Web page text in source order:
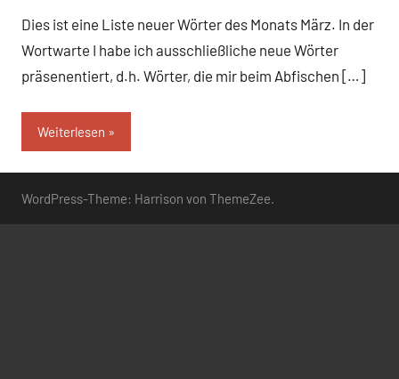
Dies ist eine Liste neuer Wörter des Monats März. In der
Wortwarte I habe ich ausschließliche neue Wörter
präsenentiert, d.h. Wörter, die mir beim Abfischen […]
Weiterlesen
WordPress-Theme: Harrison von ThemeZee.